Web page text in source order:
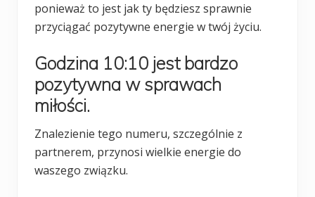
ponieważ to jest jak ty będziesz sprawnie
przyciągać pozytywne energie w twój życiu.
Godzina 10:10 jest bardzo
pozytywna w sprawach
miłości.
Znalezienie tego numeru, szczególnie z
partnerem, przynosi wielkie energie do
waszego związku.